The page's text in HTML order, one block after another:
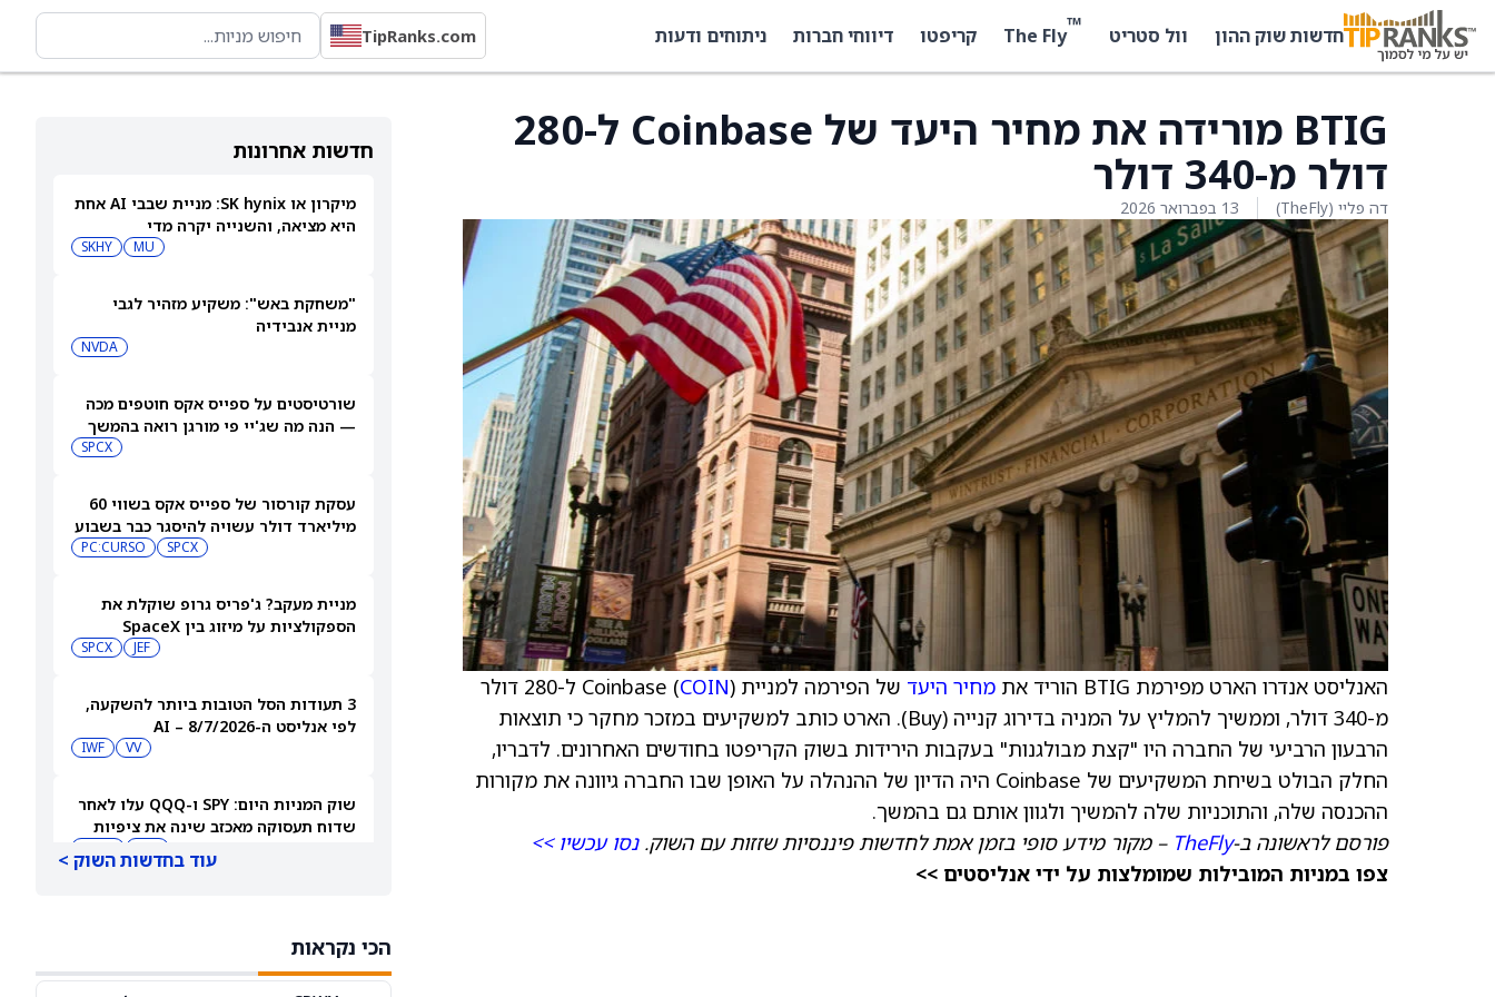
חדשות שוק ההון וול סטריט ™
The Fly קריפטו דיווחי חברות ניתוחים ודעות TipRanks.com
חדשות אחרונות
מיקרון או SK hynix: מניית שבבי AI אחת
היא מציאה, והשנייה יקרה מדי
MU
SKHY
"משחקת באש": משקיע מזהיר לגבי
מניית אנבידיה
NVDA
שורטיסטים על ספייס אקס חוטפים מכה
— הנה מה שג'יי פי מורגן רואה בהמשך
SPCX
עסקת קורסור של ספייס אקס בשווי 60
מיליארד דולר עשויה להיסגר כבר בשבוע
SPCX
PC:CURSO
מניית מעקב? ג'פריס גרופ שוקלת את
הספקולציות על מיזוג בין SpaceX
JEF
SPCX
3 תעודות הסל הטובות ביותר להשקעה,
לפי אנליסט ה-AI – 8/7/2026
VV
IWF
שוק המניות היום: SPY ו-QQQ עלו לאחר
שדוח תעסוקה מאכזב שינה את ציפיות
עוד בחדשות השוק >
הכי נקראות
BTIG מורידה את מחיר היעד של Coinbase ל-280
דולר מ-340 דולר
דה פליי (TheFly) 13 בפברואר 2026
האנליסט אנדרו הארט מפירמת BTIG הוריד את מחיר היעד של הפירמה למניית Coinbase ( COIN
) ל-280 דולר
מ-340 דולר, וממשיך להמליץ על המניה בדירוג קנייה (Buy). הארט כותב למשקיעים במזכר מחקר כי תוצאות
הרבעון הרביעי של החברה היו "קצת מבולגנות" בעקבות הירידות בשוק הקריפטו בחודשים האחרונים. לדבריו,
החלק הבולט בשיחת המשקיעים של Coinbase היה הדיון של ההנהלה על האופן שבו החברה גיוונה את מקורות
ההכנסה שלה, והתוכניות שלה להמשיך ולגוון אותם גם בהמשך.
פורסם לראשונה ב-TheFly – מקור מידע סופי בזמן אמת לחדשות פיננסיות שזזות עם השוק.נסו עכשיו >>
צפו במניות המובילות שמומלצות על ידי אנליסטים >>